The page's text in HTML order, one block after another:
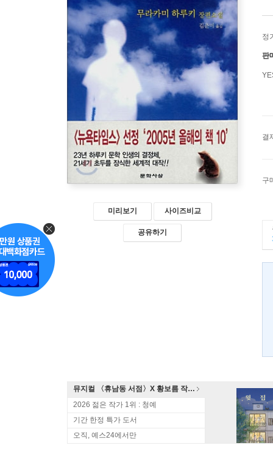
미리보기 사이즈비교
공유하기
정
판
결
구
뮤지컬 〈휴남동 서점〉X 황보름 작가 북토크
2026 젊은 작가 1위 : 청예
기간 한정 특가 도서
오직, 예스24에서만